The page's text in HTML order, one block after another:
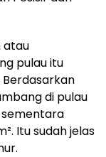
atau
pulau itu
di pulau
sementara
Itu sudah jelas